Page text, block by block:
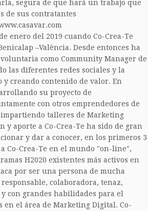
segura de que hará un trabajo que
de sus contratantes
enero del 2019 cuando Co-Crea-Te
–València. Desde entonces ha
como Community Manager de
las diferentes redes sociales y la
y creando contenido de valor. En
su proyecto de
con otros emprendedores de
talleres de Marketing
y aporte a Co-Crea-Te ha sido de gran
y dar a conocer, en los primeros 3
Co-Crea-Te en el mundo "on-line",
H2020 existentes más activos en
por ser una persona de mucha
colaboradora, tenaz,
con grandes habilidades para el
en el área de Marketing Digital. Co-